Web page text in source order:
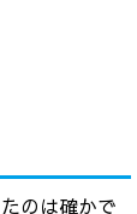
のは確かで